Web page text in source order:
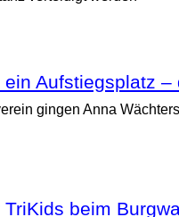
Aufstiegsplatz
gingen Anna
beim